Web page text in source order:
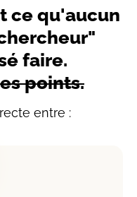
ce qu'aucun
faire.
points.
entre :